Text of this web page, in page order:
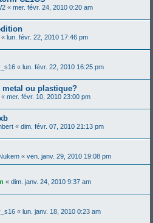
« mer. févr. 24, 2010 0:20 am
« lun. févr. 22, 2010 17:46 pm
« lun. févr. 22, 2010 16:25 pm
metal ou plastique?
« mer. févr. 10, 2010 23:00 pm
« dim. févr. 07, 2010 21:13 pm
« ven. janv. 29, 2010 19:08 pm
« dim. janv. 24, 2010 9:37 am
« lun. janv. 18, 2010 0:23 am